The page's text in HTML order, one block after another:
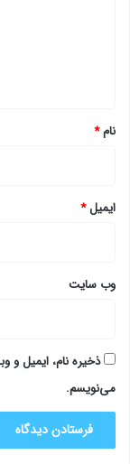
نام*
ایمیل*
وب‌ سایت
ذخیره نام، ایمیل و
می‌نویسم.